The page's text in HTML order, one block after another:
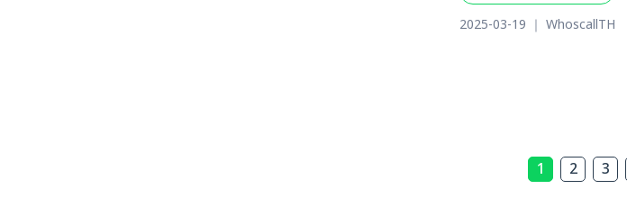
2025-03-19 ｜ WhoscallTH
1 2 3